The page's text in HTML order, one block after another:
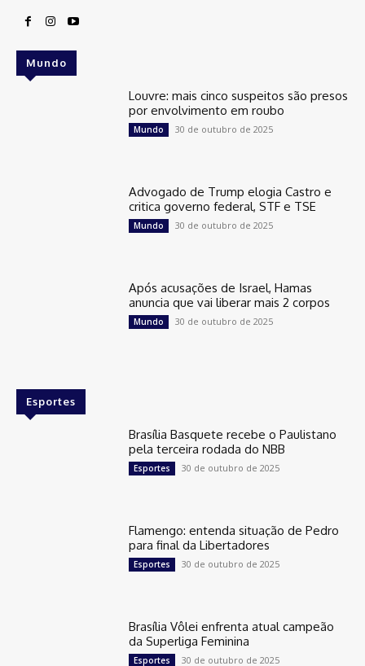
Mundo
Louvre: mais cinco suspeitos são presos
por envolvimento em roubo
Mundo 30 de outubro de 2025
Advogado de Trump elogia Castro e
critica governo federal, STF e TSE
Mundo 30 de outubro de 2025
Após acusações de Israel, Hamas
anuncia que vai liberar mais 2 corpos
Mundo 30 de outubro de 2025
Esportes
Brasília Basquete recebe o Paulistano
pela terceira rodada do NBB
Esportes 30 de outubro de 2025
Flamengo: entenda situação de Pedro
para final da Libertadores
Esportes 30 de outubro de 2025
Brasília Vôlei enfrenta atual campeão
da Superliga Feminina
Esportes 30 de outubro de 2025